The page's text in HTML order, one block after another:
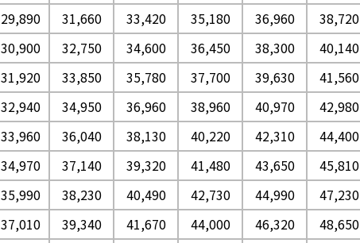
29,890 31,660 33,420 35,180 36,960 38,720
30,900 32,750 34,600 36,450 38,300 40,140
31,920 33,850 35,780 37,700 39,630 41,560
32,940 34,950 36,960 38,960 40,970 42,980
33,960 36,040 38,130 40,220 42,310 44,400
34,970 37,140 39,320 41,480 43,650 45,810
35,990 38,230 40,490 42,730 44,990 47,230
37,010 39,340 41,670 44,000 46,320 48,650